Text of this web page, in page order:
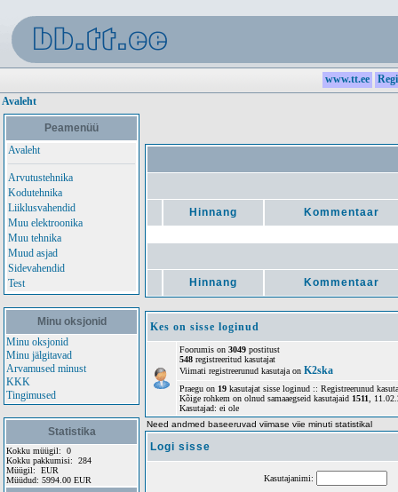
www.tt.ee
Avaleht
Peamenüü
Avaleht
Arvutustehnika
Kodutehnika
Liiklusvahendid
Muu elektroonika
Muu tehnika
Muud asjad
Sidevahendid
Test
Minu oksjonid
Minu oksjonid
Minu jälgitavad
Arvamused minust
KKK
Tingimused
Statistika
Kokku müügil:
0
Kokku pakkumisi:
284
Müügil: EUR
Müüdud: 5994.00 EUR
Hinnang Kommentaar
Hinnang Kommentaar
Kes on sisse loginud
Foorumis on 3049 postitust
548 registreeritud kasutajat
Viimati registreerunud kasutaja on K2ska
Praegu on 19 kasutajat sisse loginud :: Registreerunud
Kõige rohkem on olnud samaaegseid kasutajaid 1511 ,
Kasutajad: ei ole
Need andmed baseeruvad viimase viie minuti statistikal
Logi sisse
Kasutajanimi: